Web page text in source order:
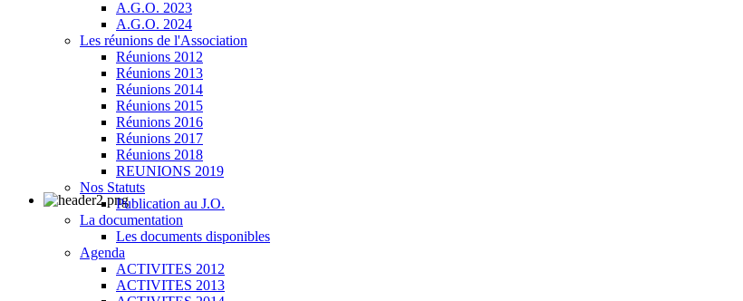
A.G.O. 2023
A.G.O. 2024
Les réunions de l'Association
Réunions 2012
Réunions 2013
Réunions 2014
Réunions 2015
Réunions 2016
Réunions 2017
Réunions 2018
REUNIONS 2019
Nos Statuts
Publication au J.O.
La documentation
Les documents disponibles
Agenda
ACTIVITES 2012
ACTIVITES 2013